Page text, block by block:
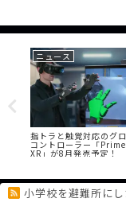
ニュース
指トラと触覚対応のグ
コントローラー「
XR」が8月発売予定！
小学校を避難所に